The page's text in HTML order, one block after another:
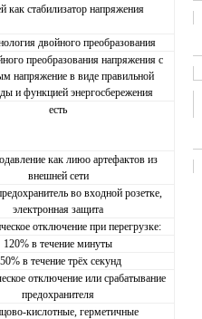
как стабилизатор напряжения
двойного преобразования
преобразования напряжения с
напряжение в виде правильной
и функцией энергосбережения
есть
как лиюо артефактов из
внешней сети
во входной розетке,
электронная защита
отключение при перегрузке:
120% в течение минуты
в течение трёх секунд
отключение или срабатывание
предохранителя
кислотные, герметичные